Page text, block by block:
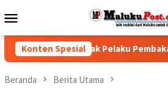
ke
Mobile
Konten Spesial
Polisi Tindak Pelaku Pembakaran
Beranda Berita Utama